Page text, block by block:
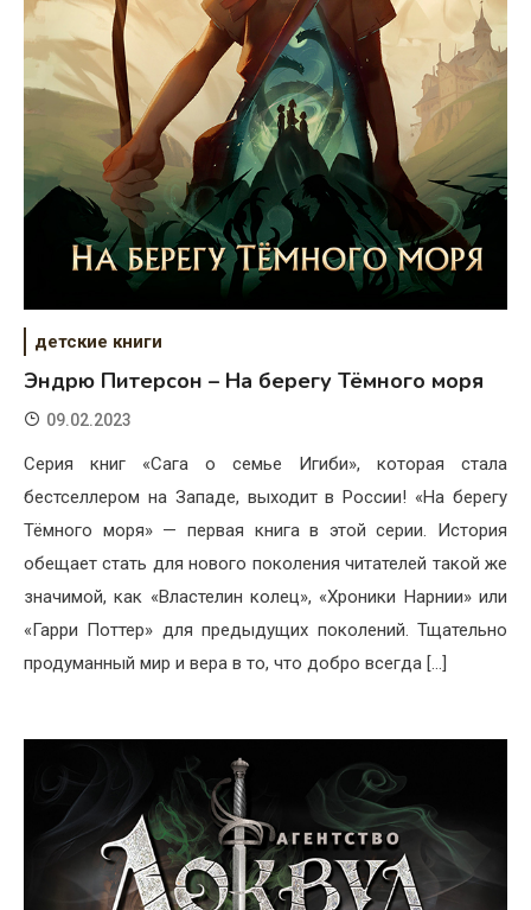
детские книги
Эндрю Питерсон – На берегу Тёмного моря
09.02.2023
Серия книг «Сага о семье Игиби», которая стала
бестселлером на Западе, выходит в России! «На берегу
Тёмного моря» — первая книга в этой серии. История
обещает стать для нового поколения читателей такой же
значимой, как «Властелин колец», «Хроники Нарнии» или
«Гарри Поттер» для предыдущих поколений. Тщательно
продуманный мир и вера в то, что добро всегда […]